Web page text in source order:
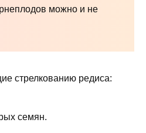
можно и не
стрелкованию редиса:
семян.